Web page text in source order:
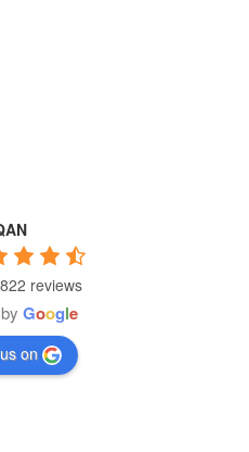
reviews
Google
on